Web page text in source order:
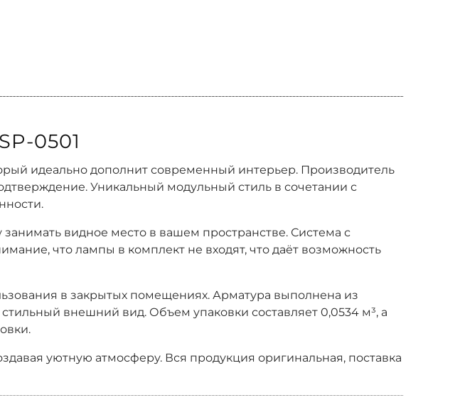
0501
идеально дополнит современный интерьер. Производитель
Уникальный модульный стиль в сочетании с
видное место в вашем пространстве. Система с
что лампы в комплект не входят, что даёт возможность
в закрытых помещениях. Арматура выполнена из
внешний вид. Объем упаковки составляет 0,0534 м³, а
уютную атмосферу. Вся продукция оригинальная, поставка